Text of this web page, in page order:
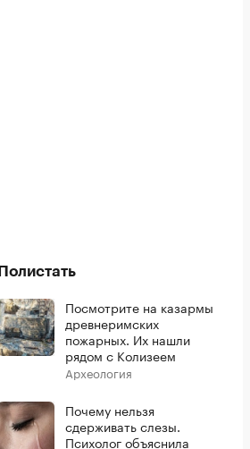
Полистать
Посмотрите на казармы
древнеримских
пожарных. Их нашли
рядом с Колизеем
Археология
Почему нельзя
сдерживать слезы.
Психолог объяснила